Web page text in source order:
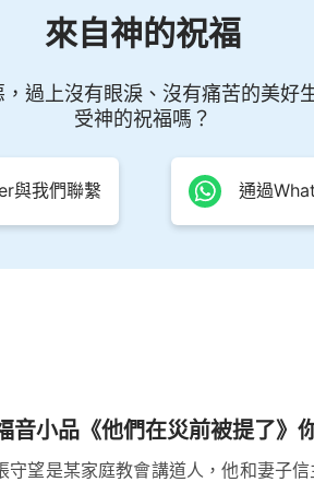
來自神的祝福
過上沒有眼淚、沒有痛苦的美好
受神的祝福嗎？
與我們聯繫 通過
音小品《他們在災前被提了》
守望是某家庭教會講道人，他和妻子